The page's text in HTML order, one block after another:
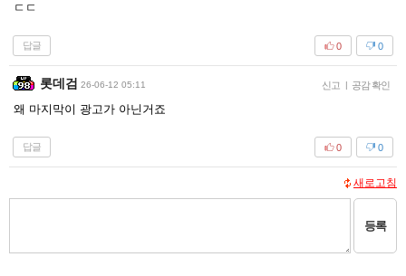
ㄷㄷ
답글 0
0
롯데검 26-06-12 05:11 신고 | 공감 확인
왜 마지막이 광고가 아닌거죠
답글 0
0
새로고침
등록